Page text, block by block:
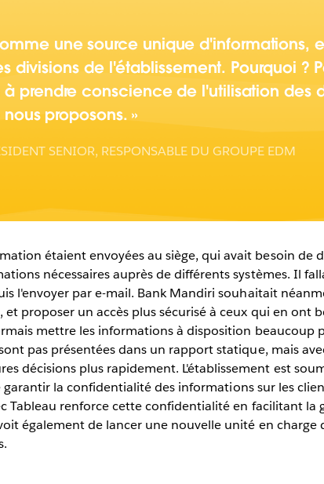
une source unique d'informations,
divisions de l'établissement. Pourquoi ?
prendre conscience de l'utilisation des
proposons.
SENIOR, RESPONSABLE DU GROUPE EDM
étaient envoyées au siège, qui avait besoin de
nécessaires auprès de différents systèmes. Il
l'envoyer par e-mail. Bank Mandiri souhaitait
proposer un accès plus sécurisé à ceux qui en ont
mettre les informations à disposition beaucoup
pas présentées dans un rapport statique, mais
décisions plus rapidement. L'établissement est
la confidentialité des informations sur les
Tableau renforce cette confidentialité en facilitant la
également de lancer une nouvelle unité en charge